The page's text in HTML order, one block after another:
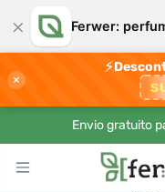
× Ferwer:
×
⚡
Envio gratuito